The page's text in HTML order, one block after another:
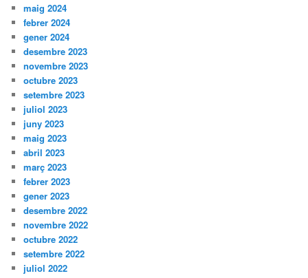
maig 2024
febrer 2024
gener 2024
desembre 2023
novembre 2023
octubre 2023
setembre 2023
juliol 2023
juny 2023
maig 2023
abril 2023
març 2023
febrer 2023
gener 2023
desembre 2022
novembre 2022
octubre 2022
setembre 2022
juliol 2022